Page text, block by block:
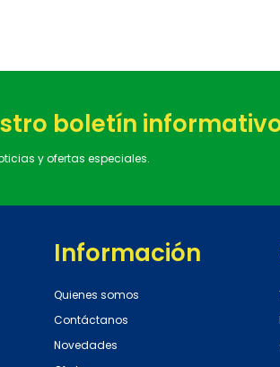
boletín
y ofertas especiales.
Información
Quienes somos
Contáctanos
Novedades